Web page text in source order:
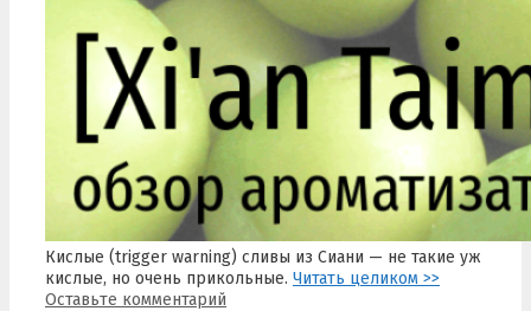
Кислые (trigger warning) сливы из Сиани — не такие уж
кислые, но очень прикольные. Читать целиком >>
Оставьте комментарий